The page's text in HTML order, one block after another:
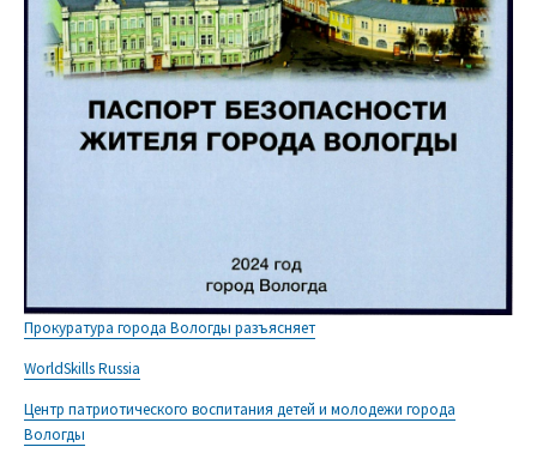
Прокуратура города Вологды разъясняет
WorldSkills Russia
Центр патриотического воспитания детей и молодежи города
Вологды